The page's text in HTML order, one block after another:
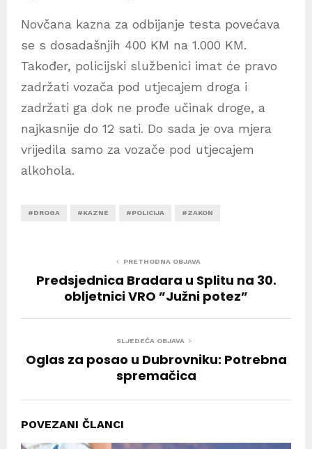
Novčana kazna za odbijanje testa povećava
se s dosadašnjih 400 KM na 1.000 KM.
Također, policijski službenici imat će pravo
zadržati vozača pod utjecajem droga i
zadržati ga dok ne prođe učinak droge, a
najkasnije do 12 sati. Do sada je ova mjera
vrijedila samo za vozače pod utjecajem
alkohola.
#DROGA #KAZNE #POLICIJA #ZAKON
PRETHODNA OBJAVA
Predsjednica Bradara u Splitu na 30.
obljetnici VRO ”Južni potez”
SLJEDEĆA OBJAVA
Oglas za posao u Dubrovniku: Potrebna
spremačica
POVEZANI ČLANCI